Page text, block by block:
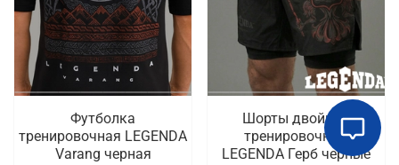
Футболка
тренировочная LEGENDA
Varang черная
Шорты двойные
тренировочные
LEGENDA Герб черные